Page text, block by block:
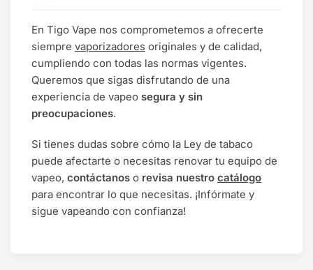
En Tigo Vape nos comprometemos a ofrecerte
siempre vaporizadores originales y de calidad,
cumpliendo con todas las normas vigentes.
Queremos que sigas disfrutando de una
experiencia de vapeo segura y sin
preocupaciones.
Si tienes dudas sobre cómo la Ley de tabaco
puede afectarte o necesitas renovar tu equipo de
vapeo, contáctanos o revisa nuestro catálogo
para encontrar lo que necesitas. ¡Infórmate y
sigue vapeando con confianza!